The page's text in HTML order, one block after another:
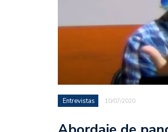
Entrevistas 10/07/2020